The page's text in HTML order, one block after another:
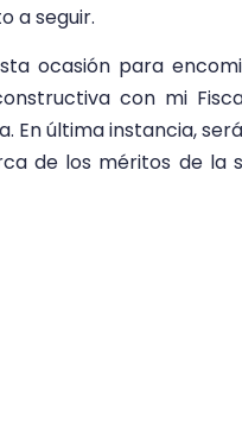
a seguir.
ocasión para
con mi
En última instancia,
de los méritos de la